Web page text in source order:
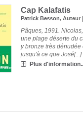
Cap Kalafatis
Patrick Besson, Auteur
Pâques, 1991.
une plage déserte du
y bronze très
jusqu'à ce que José[...]
Plus